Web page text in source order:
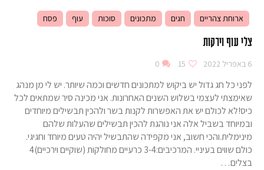
ארוחת צהריים חגים מתכונים סוכות עוף פסח
צלי עוף וירקות
6 באפריל 2022 15
0
לפני כל חג גדול יש ביקוש למתכונים חדשים וכמה שיותר. יש לי מן מנהג
שאימצתי לעצמי בשלוש השנים האחרונות. אני מכינה סיר שמתאים לכל
כיס!לא לכולם יש את האפשרות לקנות בשר ולהכין תבשילים מיוחדים
ובמיוחד בשביל אלה אני נוהגת להכין תבשילים שהעלות שלהם
מינימלית.והכי חשוב, אני מקפידה שהתבשיל יהיה טעים מיוחד וחגיגי.
כולם שווים בעיניי. המרכיבים:3-4 כרעיים מחולקות (שוקיים וירכיים)4
בצלים…